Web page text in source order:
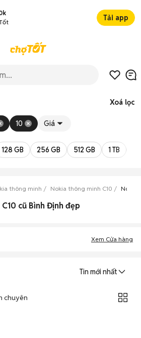
Tải app
Xoá lọc
10 Giá
128 GB 256 GB 512 GB 1 TB
thông minh Nokia thông minh C10 Nokia
cũ Bình Định đẹp
Xem Cửa hàng
Tin mới nhất
chuyên